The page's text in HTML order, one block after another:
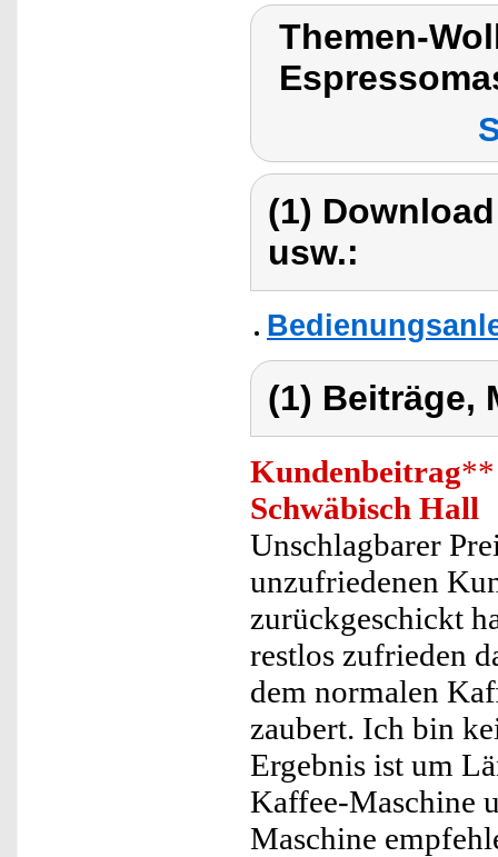
Themen-
(1)
usw.:
(1) Beiträge,
Kundenbeitrag**
Schwäbisch Hall
Unschlagbarer
unzufriedenen
zurückgeschickt
restlos zufrieden
dem normalen
zaubert. Ich bin
Ergebnis ist um
Kaffee-Maschine
Maschine